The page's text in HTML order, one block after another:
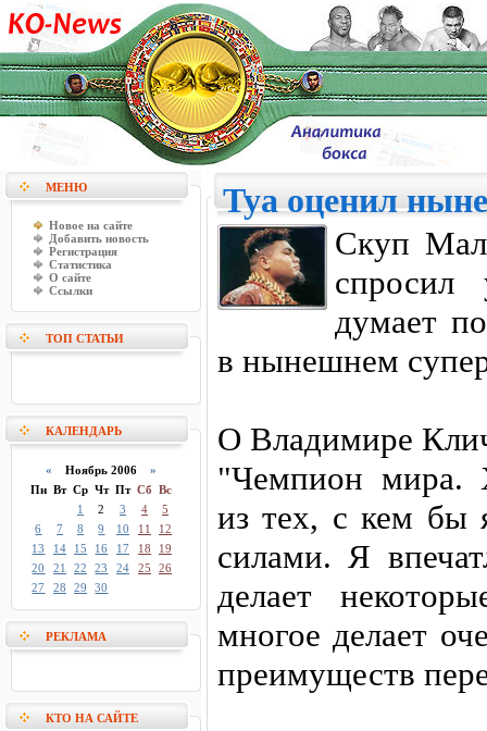
МЕНЮ
Новое на сайте
Добавить новость
Регистрация
Статистика
О сайте
Ссылки
ТОП СТАТЬИ
КАЛЕНДАРЬ
« Ноябрь 2006 »
Пн Вт Ср Чт Пт Сб Вс
1
2 3 4
5
6
7 8 9 10 11
12
13
14 15 16 17 18
19
20
21 22 23 24 25
26
27
28 29 30
РЕКЛАМА
КТО НА САЙТЕ
Туа оценил
Скуп
думает
в нынешнем
О Владимире
"Чемпион мира.
из тех, с кем бы
силами. Я
делает
многое делает
преимуществ